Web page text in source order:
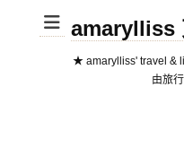
amarylliss
★ amarylliss' travel &
由旅